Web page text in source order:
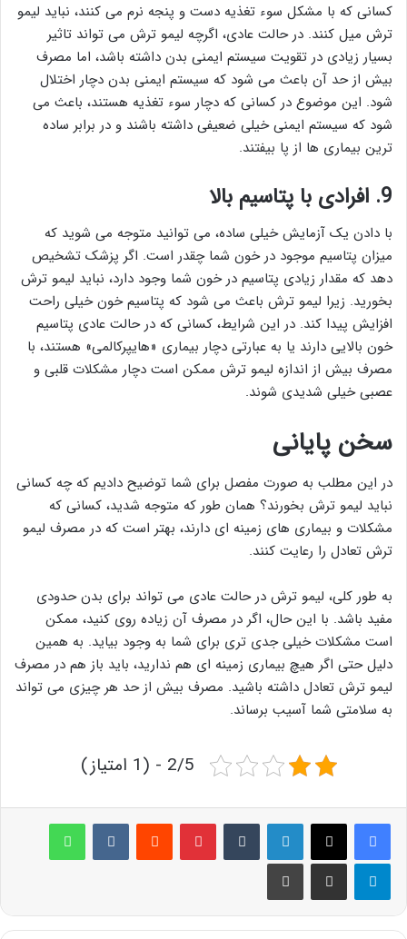
کسانی که با مشکل سوء تغذیه دست و پنجه نرم می کنند، نباید لیمو
ترش میل کنند. در حالت عادی، اگرچه لیمو ترش می تواند تاثیر
بسیار زیادی در تقویت سیستم ایمنی بدن داشته باشد، اما مصرف
بیش از حد آن باعث می شود که سیستم ایمنی بدن دچار اختلال
شود. این موضوع در کسانی که دچار سوء تغذیه هستند، باعث می
شود که سیستم ایمنی خیلی ضعیفی داشته باشند و در برابر ساده
ترین بیماری ها از پا بیفتند.
9. افرادی با پتاسیم بالا
با دادن یک آزمایش خیلی ساده، می توانید متوجه می شوید که
میزان پتاسیم موجود در خون شما چقدر است. اگر پزشک تشخیص
دهد که مقدار زیادی پتاسیم در خون شما وجود دارد، نباید لیمو ترش
بخورید. زیرا لیمو ترش باعث می شود که پتاسیم خون خیلی راحت
افزایش پیدا کند. در این شرایط، کسانی که در حالت عادی پتاسیم
خون بالایی دارند یا به عبارتی دچار بیماری «هایپرکالمی» هستند، با
مصرف بیش از اندازه لیمو ترش ممکن است دچار مشکلات قلبی و
عصبی خیلی شدیدی شوند.
سخن پایانی
در این مطلب به صورت مفصل برای شما توضیح دادیم که چه کسانی
نباید لیمو ترش بخورند؟ همان طور که متوجه شدید، کسانی که
مشکلات و بیماری های زمینه ای دارند، بهتر است که در مصرف لیمو
ترش تعادل را رعایت کنند.
به طور کلی، لیمو ترش در حالت عادی می تواند برای بدن حدودی
مفید باشد. با این حال، اگر در مصرف آن زیاده روی کنید، ممکن
است مشکلات خیلی جدی تری برای شما به وجود بیاید. به همین
دلیل حتی اگر هیچ بیماری زمینه ای هم ندارید، باید باز هم در مصرف
لیمو ترش تعادل داشته باشید. مصرف بیش از حد هر چیزی می تواند
به سلامتی شما آسیب برساند.
2/5 - (1 امتیاز)
لینکدین ‫تامبلر پینترست‫رددیت ‫VKontakteواتس آپ
تلگرام اشتراک گذاری از طریق ایمیل چاپ